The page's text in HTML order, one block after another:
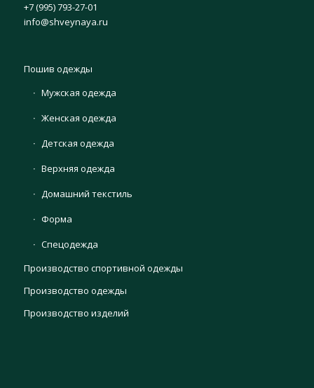
+7 (995) 793-27-01
info@shveynaya.ru
Пошив одежды
Мужская одежда
Женская одежда
Детская одежда
Верхняя одежда
Домашний текстиль
Форма
Спецодежда
Производство спортивной одежды
Производство одежды
Производство изделий